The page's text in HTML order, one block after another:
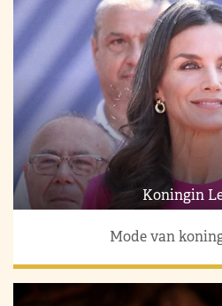
Koningin
Mode van